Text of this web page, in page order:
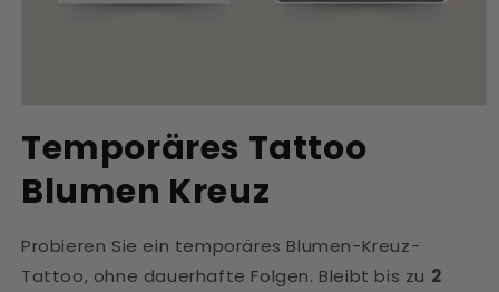
in
Modal
öffnen
Temporäres Tattoo
Blumen Kreuz
Probieren Sie ein temporäres Blumen-Kreuz-
Tattoo, ohne dauerhafte Folgen. Bleibt bis zu 2